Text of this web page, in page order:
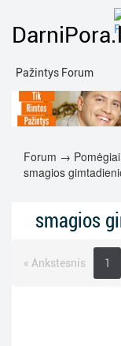
Pažintys Forum
Forum →
smagios
smagios
« Ankstesnis 1